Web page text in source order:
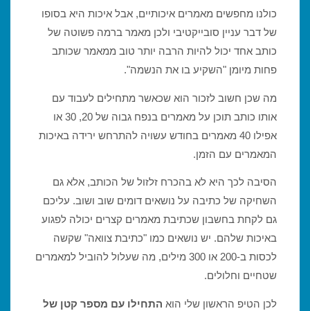
כולנו מחפשים מאמרים איכותיים, אבל איכות היא בסופו
של דבר עניין סובייקטיבי ולכן מאמר ברמה פשוטה של
כותב אחד יכול להיות הרבה יותר טוב ממאמר שכותב
פחות מיומן "השקיע בו את הנשמה".
מה שכן חשוב לזכור הוא שכאשר מתחילים לעבוד עם
אותו כותב תוכן על מאמרים בנפח גבוה של 20, 30 או
אפילו 40 מאמרים בחודש עשויה להתרחש ירידה באיכות
המאמרים עם הזמן.
הסיבה לכך היא לא בהכרח זלזול של הכותב, אלא גם
השחיקה של כתיבה על נושאים דומים שוב ושוב. עליכם
גם לקחת בחשבון שכתיבת מאמרים קצרים יכולה לפגוע
באיכות שלהם. יש נושאים כמו "כתיבת צוואה" שקשה
לכסות ב-200 או 300 מילים, מה שעלול להוביל למאמרים
שטחיים וחלולים.
לכן הטיפ הראשון שלי הוא התחילו עם מספר קטן של